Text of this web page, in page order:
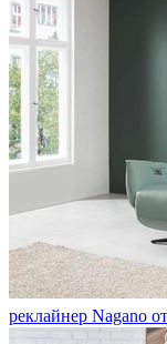
реклайнер Nagano